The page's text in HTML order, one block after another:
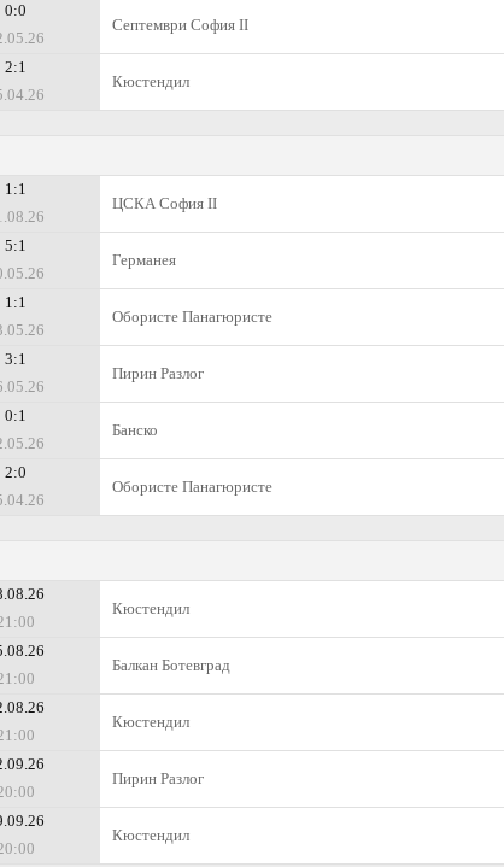
0:0
Септември София II
2:1
Кюстендил
1:1
ЦСКА София II
5:1
Германея
1:1
Обористе Панагюристе
3:1
Пирин Разлог
0:1
Банско
2:0
Обористе Панагюристе
Кюстендил
Балкан Ботевград
Кюстендил
Пирин Разлог
Кюстендил